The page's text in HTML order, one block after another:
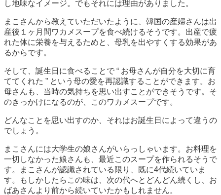
し地味なイメージ。でもそれには理由がありました。
まこさんから教えていただいたように、韓国の産婦さんは出
産後１ヶ月間ワカメスープを食べ続けるそうです。出産で疲
れた体に栄養を与えるためと、母乳を出やすくする効果があ
るからです。
そして、誕生日に食べることで “ お母さんが自分を大切に育
ててくれた ” という母の愛を再認識することができます。お
母さんも、当時の気持ちを思い出すことができそうです。そ
のきっかけになるのが、このワカメスープです。
どんなことを思い出すのか、それはお誕生日によって違うの
でしょう。
まこさんには大学生の娘さんがいらっしゃいます。お料理を
一切しなかった娘さんも、最近このスープを作られるそうで
す。まこさんが認識されている限り、既に4代続いていま
す。もしかしたらこの味は、次の代へとどんどん続くし、お
ばあさんより前から続いていたかもしれません。